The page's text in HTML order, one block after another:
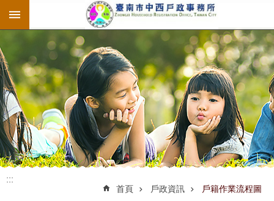
跳到主要內容區塊
:::
:::
首頁 戶政資訊 戶籍作業流程圖